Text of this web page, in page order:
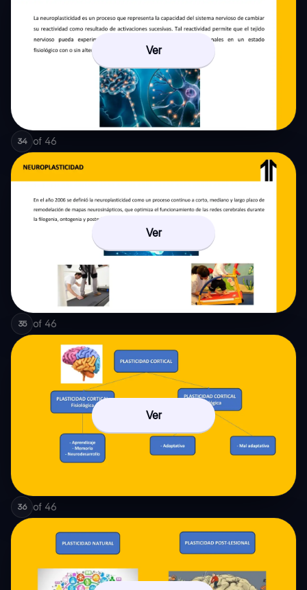
Ver
34 of 46
Ver
35 of 46
Ver
36 of 46